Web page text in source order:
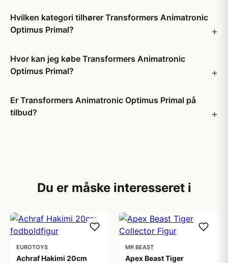
Hvilken kategori tilhører Transformers Animatronic
Optimus Primal?
Hvor kan jeg købe Transformers Animatronic
Optimus Primal?
Er Transformers Animatronic Optimus Primal på
tilbud?
Du er måske interesseret i
EUROTOYS
Achraf Hakimi 20cm
MR BEAST
Apex Beast Tiger